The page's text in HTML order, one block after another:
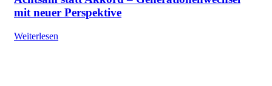
mit neuer Perspektive
Weiterlesen